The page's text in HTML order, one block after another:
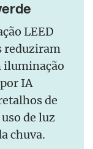
LEED
reduziram
iluminação
IA
de
de luz
chuva.